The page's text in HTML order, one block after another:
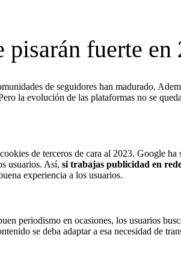
pisarán fuerte en
de seguidores han madurado.
la evolución de las plataformas no se
de terceros de cara al 2023. Google
usuarios. Así, si trabajas publicidad en
experiencia a los usuarios.
periodismo en ocasiones, los usuarios
se deba adaptar a esa necesidad de